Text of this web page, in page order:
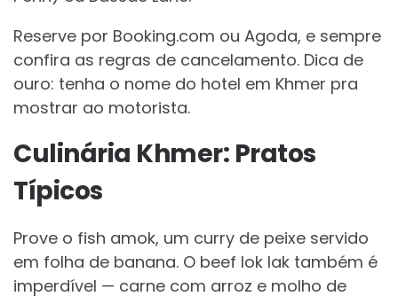
Reserve por Booking.com ou Agoda, e sempre
confira as regras de cancelamento. Dica de
ouro: tenha o nome do hotel em Khmer pra
mostrar ao motorista.
Culinária Khmer: Pratos
Típicos
Prove o fish amok, um curry de peixe servido
em folha de banana. O beef lok lak também é
imperdível — carne com arroz e molho de